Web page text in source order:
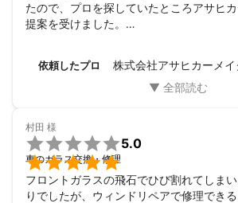
たので、プロを探していたところアサヒ
提案を受けました。
れて大変うれしかったです。
最終的にはUV加工のフィルム断熱加工を
た。
また機会がありましたらよろしくお願いし
依頼したプロ 株式会社アサヒカーメイ
村田 様


5.0
車のガラス交換・修理
フロントガラスの飛石でひび割れてしま
りでしたが、ウィンドリペアで修理でき